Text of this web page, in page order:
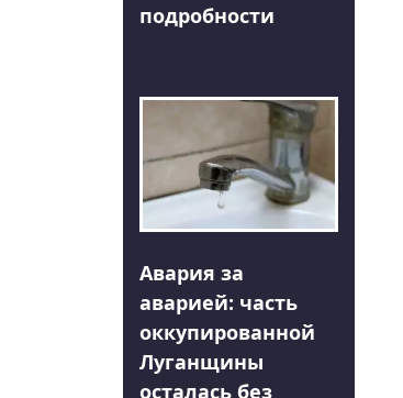
подробности
Авария за
аварией: часть
оккупированной
Луганщины
осталась без